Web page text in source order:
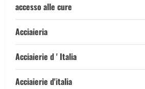
accesso alle cure
Acciaieria
Acciaierie d ' Italia
Acciaierie d'italia